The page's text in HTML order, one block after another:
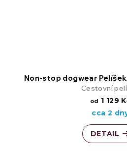
Non-stop dogwear
Cestovní
od 1 129
cca 2
DETAIL